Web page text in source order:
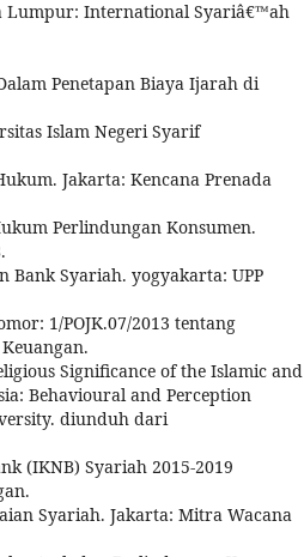
Lumpur: International Syariâ€™ah
Penetapan Biaya Ijarah di
Islam Negeri Syarif
Jakarta: Kencana Prenada
Perlindungan Konsumen.
Bank Syariah. yogyakarta: UPP
1/POJK.07/2013 tentang
Significance of the Islamic and
Behavioural and Perception
diunduh dari
(IKNB) Syariah 2015-2019
Syariah. Jakarta: Mitra Wacana